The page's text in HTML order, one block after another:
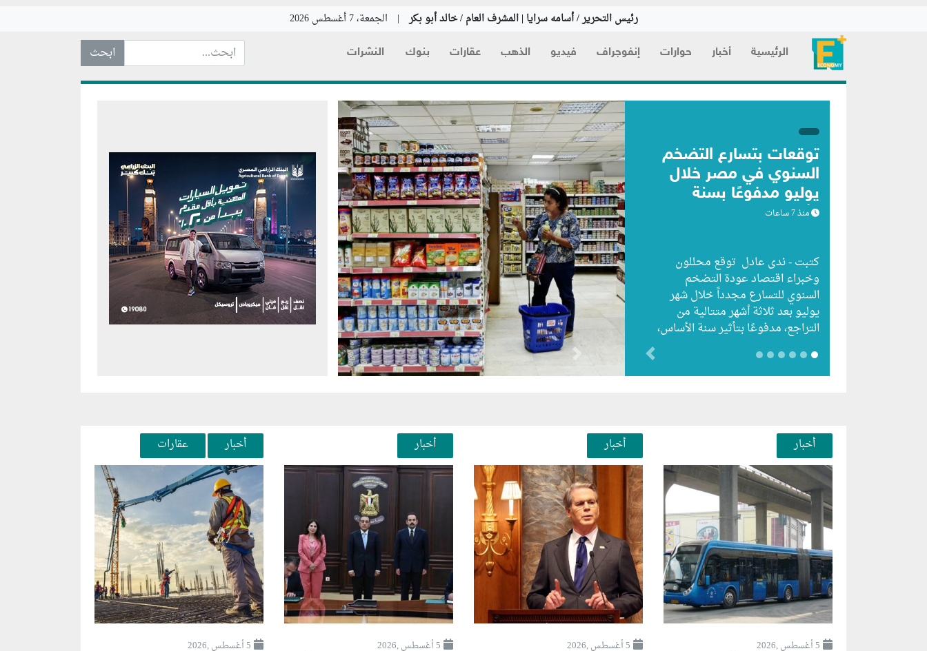
رئيس التحرير / أسامه سرايا | المشرف العام / خالد أبو بكر | الجمعة، 7 أغسطس 2026
الرئيسية أخبار حوارات إنفوجراف فيديو الذهب عقارات بنوك النشرات ابحث عن... :
توقعات بتسارع التضخم
السنوي في مصر خلال
يوليو مدفوعًا بسنة
الأساس
منذ 7 ساعات
كتبت - ندى عادل توقع محللون
وخبراء اقتصاد عودة التضخم
السنوي للتسارع مجدداً خلال شهر
يوليو بعد ثلاثة أشهر متتالية من
التراجع، مدفوعًا بتأثير سنة الأساس،
Next
أخبار
5 أغسطس ,2026
أخبار
5 أغسطس ,2026
أخبار
5 أغسطس ,2026
أخبار عقارات
5 أغسطس ,2026